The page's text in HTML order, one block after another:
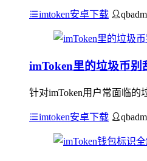
imtoken安卓下载
imToken里的垃圾币
针对imToken用户常面临
imtoken安卓下载